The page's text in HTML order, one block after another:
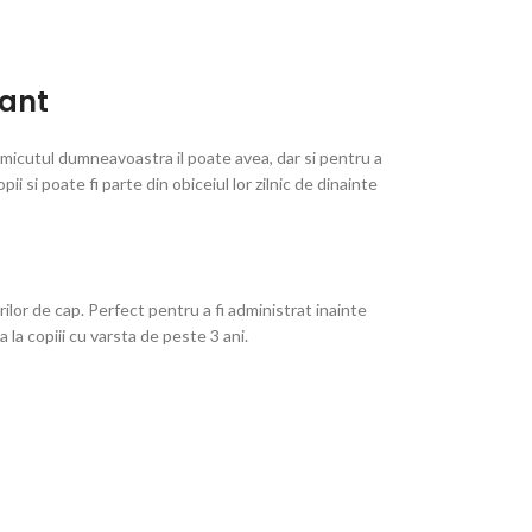
dumneavoastra il poate avea, dar si pentru a
si poate fi parte din obiceiul lor zilnic de dinainte
de cap. Perfect pentru a fi administrat inainte
la copiii cu varsta de peste 3 ani.